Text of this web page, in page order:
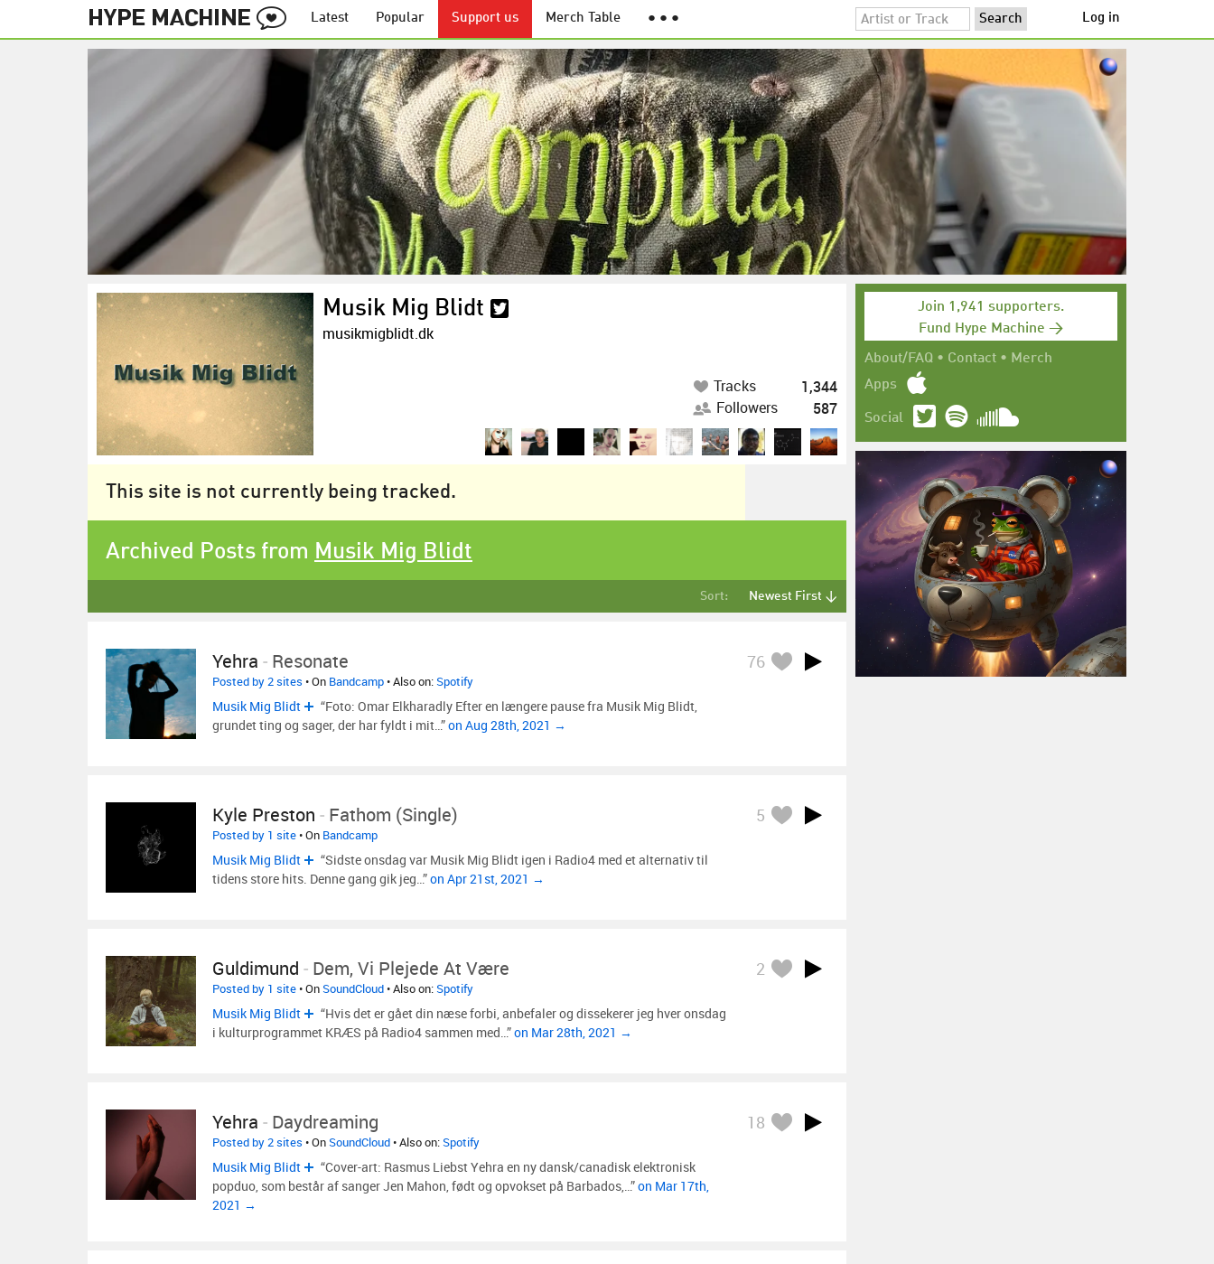
Latest Popular Support us Merch Table ● ● ● Log in
Join 1,941 supporters.
Fund Hype Machine →
About/FAQ • Contact • Merch
Apps
Social
Musik Mig Blidt
musikmigblidt.dk
Tracks
1,344
Followers
587
This site is not currently being tracked.
Archived Posts from Musik Mig Blidt
Sort: Newest First ↓
Yehra - Resonate 76
Posted by 2 sites • On Bandcamp• Also on:Spotify
Musik Mig Blidt
“Foto: Omar Elkharadly Efter en længere pause fra Musik Mig Blidt,
grundet ting og sager, der har fyldt i mit…”on Aug 28th, 2021 →
Kyle Preston - Fathom (Single) 5
Posted by 1 site• On Bandcamp
Musik Mig Blidt
“Sidste onsdag var Musik Mig Blidt igen i Radio4 med et alternativ til
tidens store hits. Denne gang gik jeg…”on Apr 21st, 2021 →
Guldimund - Dem, Vi Plejede At Være 2
Posted by 1 site• OnSoundCloud• Also on:Spotify
Musik Mig Blidt
“Hvis det er gået din næse forbi, anbefaler og dissekerer jeg hver onsdag
i kulturprogrammet KRÆS på Radio4 sammen med…”on Mar 28th, 2021 →
Yehra - Daydreaming 18
Posted by 2 sites • OnSoundCloud• Also on:Spotify
Musik Mig Blidt
“Cover-art: Rasmus Liebst Yehra en ny dansk/canadisk elektronisk
popduo, som består af sanger Jen Mahon, født og opvokset på Barbados,…”on Mar 17th,
2021 →